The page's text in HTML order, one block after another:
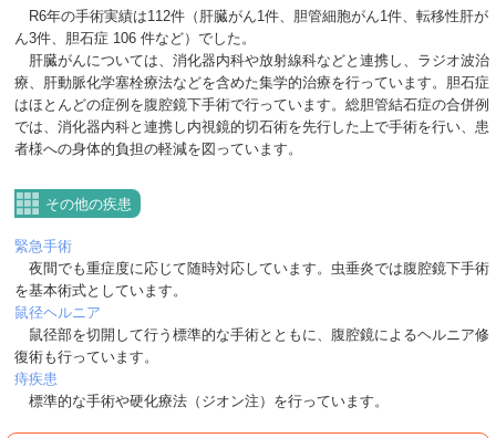
R6年の手術実績は112件（肝臓がん1件、胆管細胞がん1件、転移性肝が
ん3件、胆石症 106 件など）でした。
肝臓がんについては、消化器内科や放射線科などと連携し、ラジオ波治
療、肝動脈化学塞栓療法などを含めた集学的治療を行っています。胆石症
はほとんどの症例を腹腔鏡下手術で行っています。総胆管結石症の合併例
では、消化器内科と連携し内視鏡的切石術を先行した上で手術を行い、患
者様への身体的負担の軽減を図っています。
その他の疾患
緊急手術
夜間でも重症度に応じて随時対応しています。虫垂炎では腹腔鏡下手術
を基本術式としています。
鼠径ヘルニア
鼠径部を切開して行う標準的な手術とともに、腹腔鏡によるヘルニア修
復術も行っています。
痔疾患
標準的な手術や硬化療法（ジオン注）を行っています。